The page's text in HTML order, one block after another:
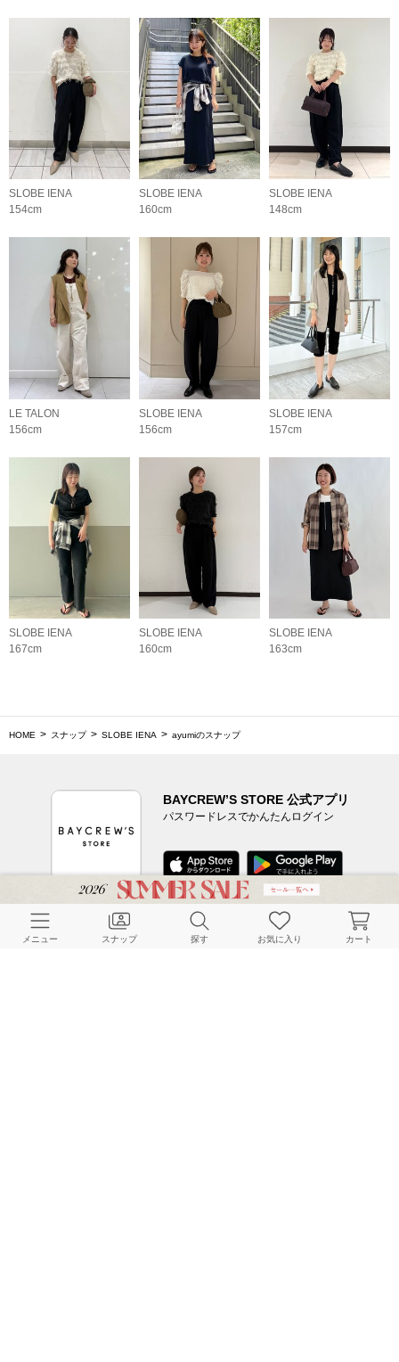
SLOBE IENA
154cm
SLOBE IENA
160cm
SLOBE IENA
148cm
LE TALON
156cm
SLOBE IENA
156cm
SLOBE IENA
157cm
SLOBE IENA
167cm
SLOBE IENA
160cm
SLOBE IENA
163cm
HOME スナップ SLOBE IENA ayumiのスナップ
BAYCREW’S STORE 公式アプリ
パスワードレスでかんたんログイン
CUSTOMER SERVICE
メニュー スナップ 探す お気に入り カート